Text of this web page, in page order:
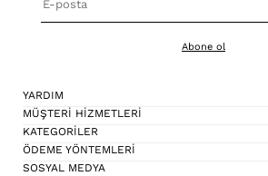
Abone ol
YARDIM
MÜŞTERİ HİZMETLERİ
KATEGORİLER
ÖDEME YÖNTEMLERİ
SOSYAL MEDYA